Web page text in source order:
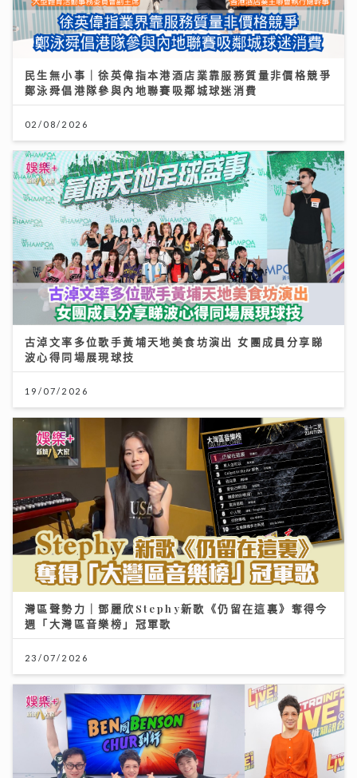
民生無小事｜徐英偉指本港酒店業靠服務質量非價格競爭
鄭泳舜倡港隊參與內地聯賽吸鄰城球迷消費
02/08/2026
古淖文率多位歌手黃埔天地美食坊演出 女團成員分享睇
波心得同場展現球技
19/07/2026
灣區聲勢力｜鄧麗欣Stephy新歌《仍留在這裏》奪得今
週「大灣區音樂榜」冠軍歌
23/07/2026